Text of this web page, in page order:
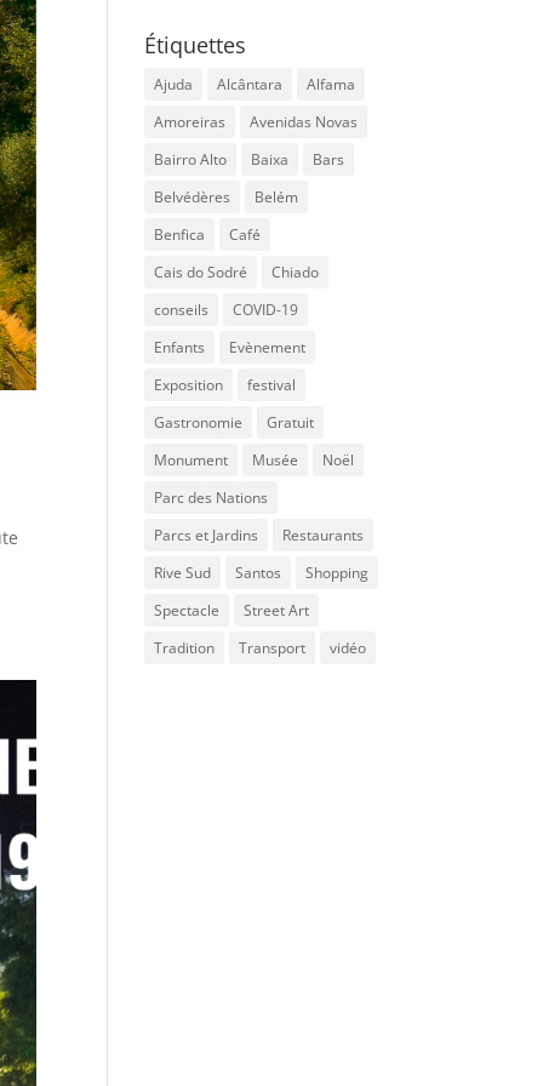
Étiquettes
Ajuda Alcântara
Alfama
Amoreiras
Avenidas Novas
Bairro Alto
Baixa
Bars
Belvédères
Belém
Benfica
Café
Cais do Sodré
Chiado
conseils
COVID-19
Enfants
Evènement
Exposition
festival
Gastronomie
Gratuit
Monument
Musée
Noël
Parc des Nations
Parcs et Jardins
Restaurants
Rive Sud
Santos
Shopping
Spectacle
Street Art
Tradition
Transport vidéo